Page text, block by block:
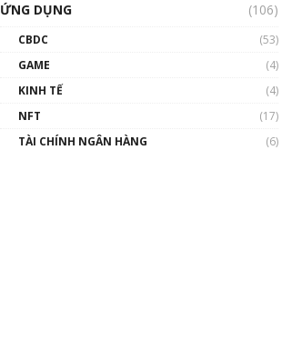
ỨNG DỤNG
(106)
CBDC
(53)
GAME
(4)
KINH TẾ
(4)
NFT
(17)
TÀI CHÍNH NGÂN HÀNG
(6)